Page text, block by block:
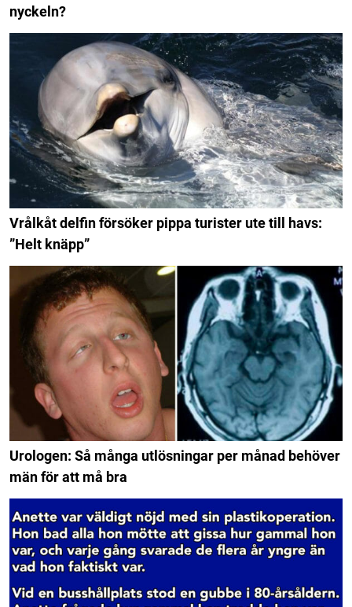
nyckeln?
Vrålkåt delfin försöker pippa turister ute till havs:
”Helt knäpp”
Urologen: Så många utlösningar per månad behöver
män för att må bra